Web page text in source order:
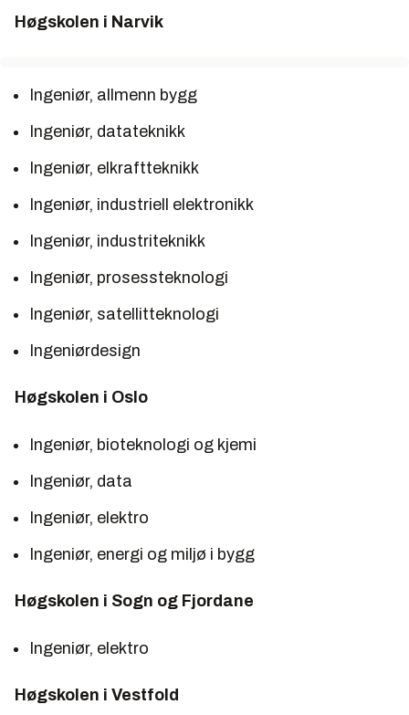
Høgskolen i Narvik
Ingeniør, allmenn bygg
Ingeniør, datateknikk
Ingeniør, elkraftteknikk
Ingeniør, industriell elektronikk
Ingeniør, industriteknikk
Ingeniør, prosessteknologi
Ingeniør, satellitteknologi
Ingeniørdesign
Høgskolen i Oslo
Ingeniør, bioteknologi og kjemi
Ingeniør, data
Ingeniør, elektro
Ingeniør, energi og miljø i bygg
Høgskolen i Sogn og Fjordane
Ingeniør, elektro
Høgskolen i Vestfold